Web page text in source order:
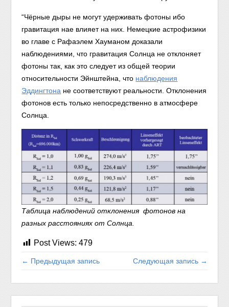
“Чёрные дыры не могут удерживать фотоны ибо
гравитация нае влияет на них. Немецкие астрофизики
во главе с Рафаэлем Хауманом доказали
наблюдениями, что гравитация Солнца не отклоняет
фотоны так, как это следует из общей теории
относительности Эйнштейна, что наблюдения
Эддингтона не соответствуют реальности. Отклонения
фотонов есть только непосредственно в атмосфере
Солнца.
Таблица наблюдений отклонения фотонов на
разных расстояниях от Солнца.
Post Views: 479
← Предыдущая запись Следующая запись →